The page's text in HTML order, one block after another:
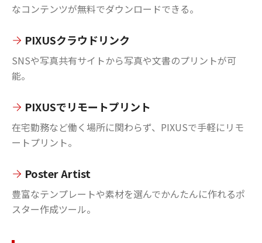
なコンテンツが無料でダウンロードできる。
PIXUSクラウドリンク
SNSや写真共有サイトから写真や文書のプリントが可
能。
PIXUSでリモートプリント
在宅勤務など働く場所に関わらず、PIXUSで手軽にリモ
ートプリント。
Poster Artist
豊富なテンプレートや素材を選んでかんたんに作れるポ
スター作成ツール。